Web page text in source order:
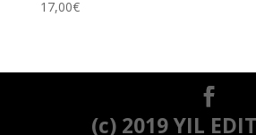
17,00€
(c) 2019 YIL